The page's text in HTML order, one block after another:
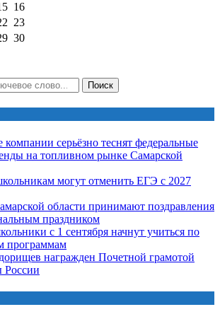
16
23
30
Поиск
серьёзно теснят федеральные
на топливном рынке Самарской
могут отменить ЕГЭ с 2027
области принимают поздравления
праздником
с 1 сентября начнут учиться по
программам
награжден Почетной грамотой